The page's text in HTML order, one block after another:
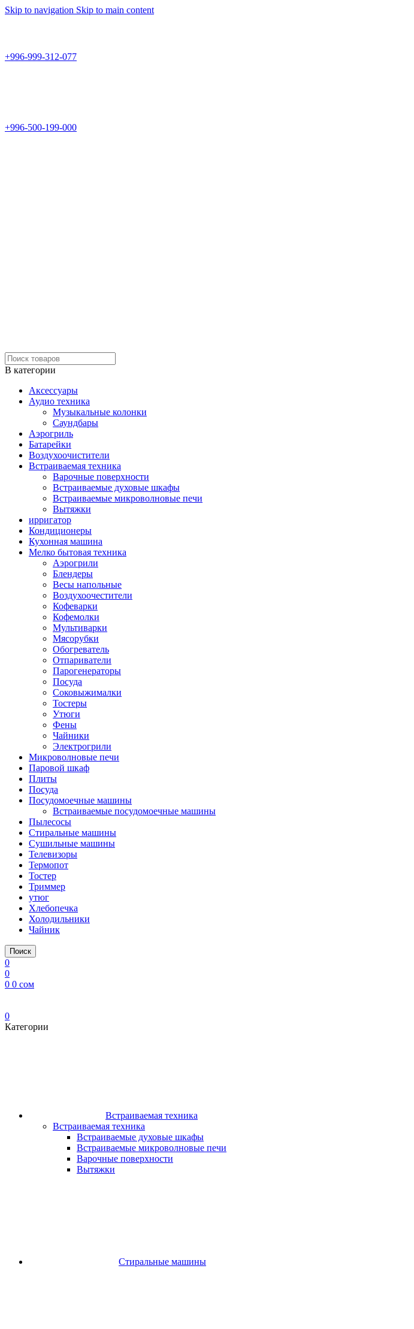
Skip to navigation Skip to main content
+996-999-312-077
+996-500-199-000
В категории
Аксессуары
Аудио техника
Музыкальные колонки
Саундбары
Аэрогриль
Батарейки
Воздухоочистители
Встраиваемая техника
Варочные поверхности
Встраиваемые духовые шкафы
Встраиваемые микроволновые печи
Вытяжки
ирригатор
Кондиционеры
Кухонная машина
Мелко бытовая техника
Аэрогрили
Блендеры
Весы напольные
Воздухоочестители
Кофеварки
Кофемолки
Мультиварки
Мясорубки
Обогреватель
Отпариватели
Парогенераторы
Посуда
Соковыжималки
Тостеры
Утюги
Фены
Чайники
Электрогрили
Микроволновые печи
Паровой шкаф
Плиты
Посуда
Посудомоечные машины
Встраиваемые посудомоечные машины
Пылесосы
Стиральные машины
Сушильные машины
Телевизоры
Термопот
Тостер
Триммер
утюг
Хлебопечка
Холодильники
Чайник
Поиск
0
0
0 0 сом
0
Категории
Встраиваемая техника
Встраиваемая техника
Встраиваемые духовые шкафы​
Встраиваемые микроволновые печи​
Варочные поверхности​
Вытяжки
Стиральные машины